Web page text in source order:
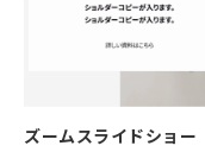
ズームスライドショー